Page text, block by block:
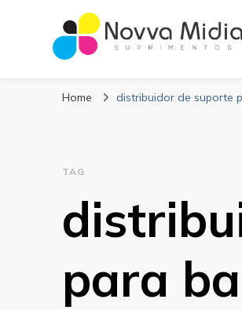
Blog
Home distribuidor de suporte
TAG
para